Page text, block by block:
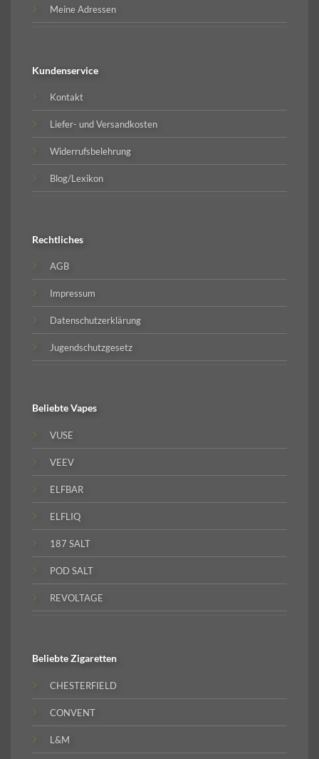
Meine Adressen
Kundenservice
Kontakt
Liefer- und Versandkosten
Widerrufsbelehrung
Blog/Lexikon
Rechtliches
AGB
Impressum
Datenschutzerklärung
Jugendschutzgesetz
BeliebteVapes
VUSE
VEEV
ELFBAR
ELFLIQ
187 SALT
POD SALT
REVOLTAGE
BeliebteZigaretten
CHESTERFIELD
CONVENT
L&M